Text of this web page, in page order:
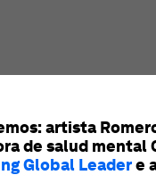
artista
de salud mental
Global Leadere